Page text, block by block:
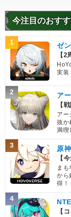
今注目のおす
1 ゼ
【
実装
2 ア
【
アー
抜か
満喫
3 原神
【
ま
から
得！
4
【